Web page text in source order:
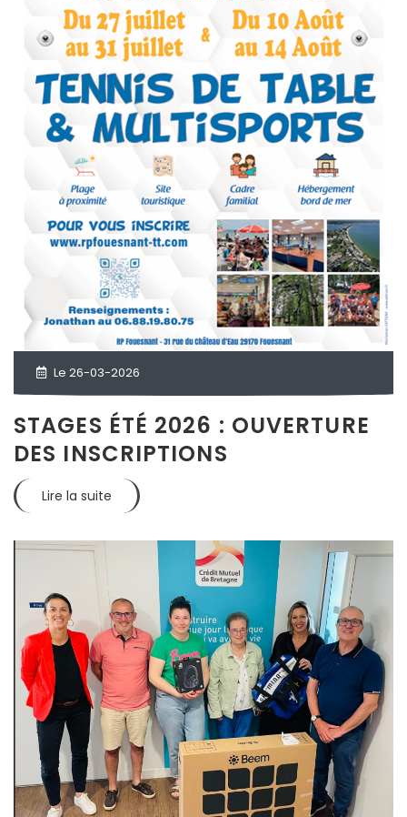
Le 26-03-2026
STAGES ÉTÉ 2026 : OUVERTURE
DES INSCRIPTIONS
Lire la suite